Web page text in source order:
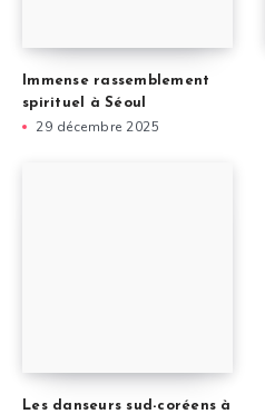
Immense rassemblement
spirituel à Séoul
29 décembre 2025
Les danseurs sud-coréens à